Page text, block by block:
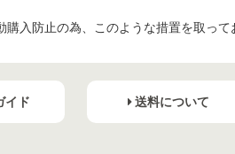
購入防止の為、このような措置を取って
イド 送料について